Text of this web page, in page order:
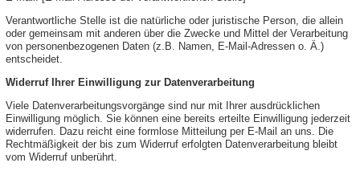
Verantwortliche Stelle ist die natürliche oder juristische Person, die allein
oder gemeinsam mit anderen über die Zwecke und Mittel der Verarbeitung
von personenbezogenen Daten (z.B. Namen, E-Mail-Adressen o. Ä.)
entscheidet.
Widerruf Ihrer Einwilligung zur Datenverarbeitung
Viele Datenverarbeitungsvorgänge sind nur mit Ihrer ausdrücklichen
Einwilligung möglich. Sie können eine bereits erteilte Einwilligung jederzeit
widerrufen. Dazu reicht eine formlose Mitteilung per E-Mail an uns. Die
Rechtmäßigkeit der bis zum Widerruf erfolgten Datenverarbeitung bleibt
vom Widerruf unberührt.